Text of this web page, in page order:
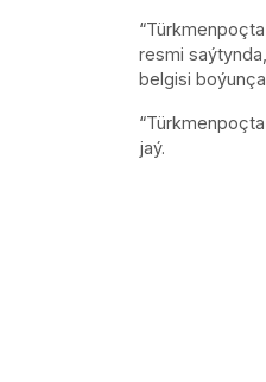
resmi
belgisi
jaý.